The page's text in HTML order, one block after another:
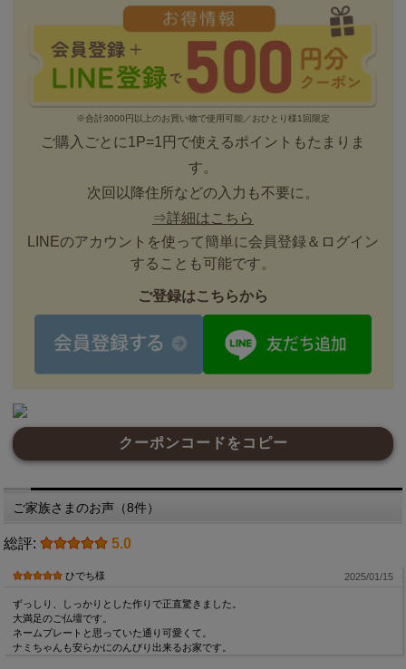
※合計3000円以上のお買い物で使用可能／おひとり様1回限定
ご購入ごとに1P=1円で使えるポイントもたまりま
す。
次回以降住所などの入力も不要に。
⇒詳細はこちら
LINEのアカウントを使って簡単に会員登録＆ログイン
することも可能です。
ご登録はこちらから
クーポンコードをコピー
ご家族さまのお声（8件）
総評: 5.0
ひでち様 2025/01/15
ずっしり、しっかりとした作りで正直驚きました。
大満足のご仏壇です。
ネームプレートと思っていた通り可愛くて。
ナミちゃんも安らかにのんびり出来るお家です。